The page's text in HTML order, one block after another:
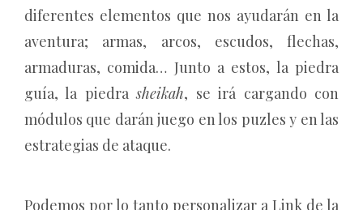
diferentes elementos que nos ayudarán en la
aventura; armas, arcos, escudos, flechas,
armaduras, comida… Junto a estos, la piedra
guía, la piedrasheikah, se irá cargando con
módulos que darán juego en los puzles y en las
estrategias de ataque.
Podemos por lo tanto personalizar a Link de la